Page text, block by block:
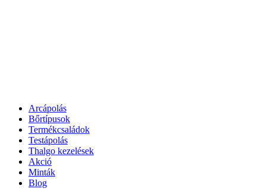
Arcápolás
Bőrtípusok
Termékcsaládok
Testápolás
Thalgo kezelések
Akció
Minták
Blog